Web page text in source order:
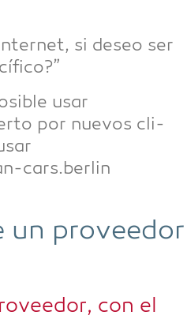
si deseo ser
usar
por nue­vos cli­
cars.berlin
un pro­ve­edor
con el